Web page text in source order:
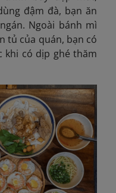
đậm đà, bạn ăn
Ngoài bánh mì
tủ của quán, bạn có
có dịp ghé thăm